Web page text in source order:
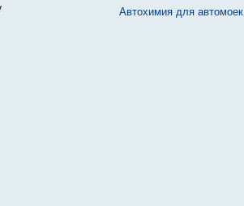
Автохимия для автомоек